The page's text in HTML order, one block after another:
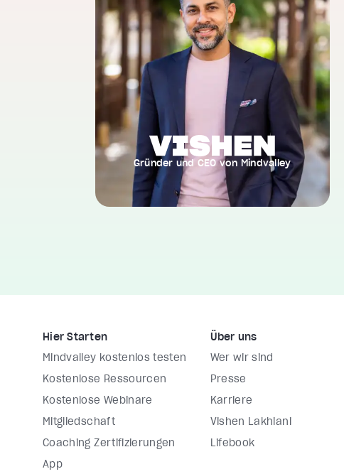
Gründer und CEO von Mindvalley
Hier Starten
Mindvalley kostenlos testen
Kostenlose Ressourcen
Kostenlose Webinare
Mitgliedschaft
Coaching Zertifizierungen
App
Über uns
Wer wir sind
Presse
Karriere
Vishen Lakhiani
Lifebook